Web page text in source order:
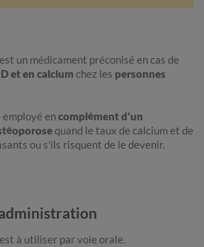
est un médicament préconisé en cas de
et en calcium chez les personnes
encomplément d'un
quand le taux de calcium et de
ou s'ils risquent de le devenir.
est à utiliser par voie orale.